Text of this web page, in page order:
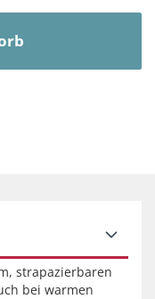
strapazierbaren
bei warmen